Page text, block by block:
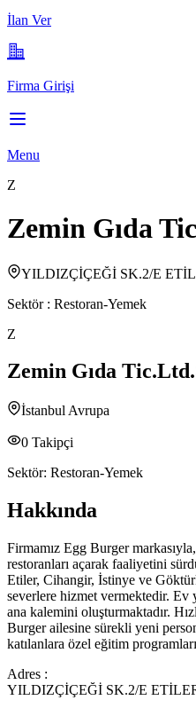
İlan Ver
Firma Girişi
Menu
Z
Zemin Gıda
YILDIZÇİÇEĞİ SK.2/E
Sektör : Restoran-Yemek
Z
Zemin Gıda
İstanbul Avrupa
0 Takipçi
Sektör: Restoran-Yemek
Hakkında
Firmamız Egg Burger
restoranları açarak faaliyetini
Etiler, Cihangir, İstinye ve
severlere hizmet vermektedir. Ev
ana kalemini oluşturmaktadır.
Burger ailesine sürekli yeni
katılanlara özel eğitim
Adres :
YILDIZÇİÇEĞİ SK.2/E